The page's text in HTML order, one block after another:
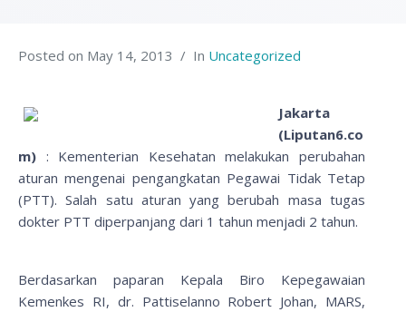
Posted on May 14, 2013 In Uncategorized
Jakarta
(Liputan6.co
m) : Kementerian Kesehatan melakukan perubahan
aturan mengenai pengangkatan Pegawai Tidak Tetap
(PTT). Salah satu aturan yang berubah masa tugas
dokter PTT diperpanjang dari 1 tahun menjadi 2 tahun.
Berdasarkan paparan Kepala Biro Kepegawaian
Kemenkes RI, dr. Pattiselanno Robert Johan, MARS,